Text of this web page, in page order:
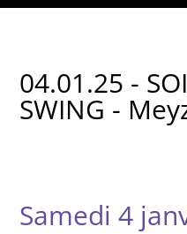
04.01.25 -
SWING -
Samedi 4